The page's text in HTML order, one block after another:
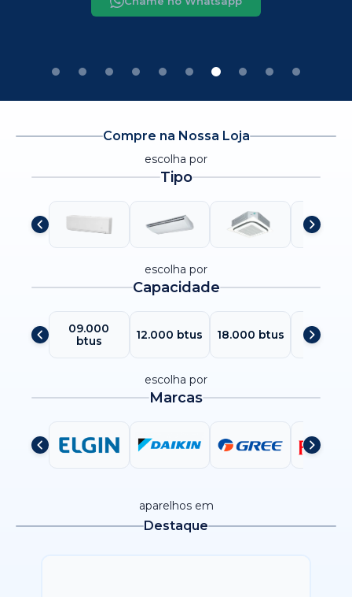
Compre na Nossa Loja
escolha por
Tipo
escolha por
Capacidade
09.000
btus
12.000 btus 18.000 btus
24.000
btus
escolha por
Marcas
aparelhos em
Destaque